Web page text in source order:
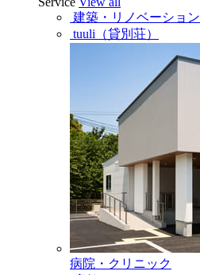
建築・リノベーション
tuuli（貸別荘）
病院・クリニック